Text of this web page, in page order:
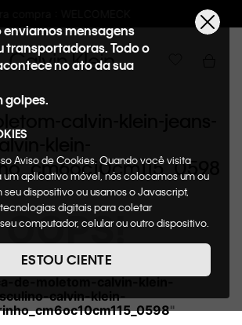
Frete GRÁTIS nas
enviamos mensagens
transportadoras. Todo o
no ato da sua
golpes.
Aviso de Cookies. Quando você visita
um aplicativo móvel, nós colocamos um ou
dispositivo ou usamos o Javascript,
tecnologias digitais para coletar
computador, celular ou outro dispositivo.
quais cookies usaremos e quais
como processamos os dados
Quando você visita nosso site,
isso como sua solicitação específica para
ESTOU CIENTE
calvin-klein-jeans-
klein-
OOPS!
nenhum resultado
calvin-klein-
"